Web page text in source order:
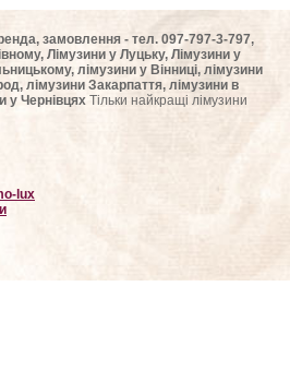
замовлення - тел. 097-797-3-797,
Лімузини у Луцьку, Лімузини у
лімузини у Вінниці, лімузини
лімузини Закарпаття, лімузини в
у Чернівцях Тільки найкращі лімузини
lux